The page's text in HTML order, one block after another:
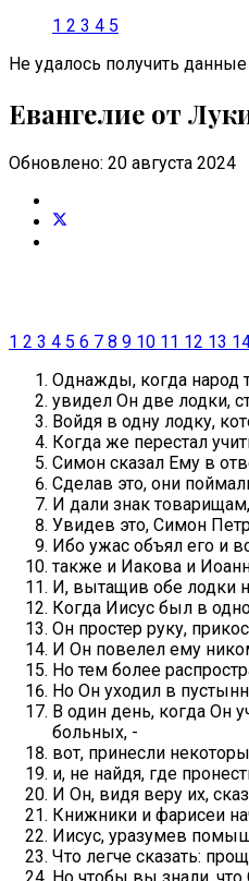
1 2 3 4 5
Не удалось получить данные
Евангелие от
Обновлено: 20 августа 2024
1 2 3 4 5 6 7 8 9 10 11 12 13
Однажды, когда народ
увидел Он две лодки,
Войдя в одну лодку,
Когда же перестал
Симон сказал Ему в
Сделав это, они
И дали знак
Увидев это, Симон
Ибо ужас объял его и
также и Иакова и
И, вытащив обе лодки
Когда Иисус был в
Он простер руку,
И Он повелел ему
Но тем более
Но Он уходил в
В один день, когда Он
больных, -
вот, принесли
и, не найдя, где
И Он, видя веру их,
Книжники и фарисеи
Иисус, уразумев
Что легче сказать: